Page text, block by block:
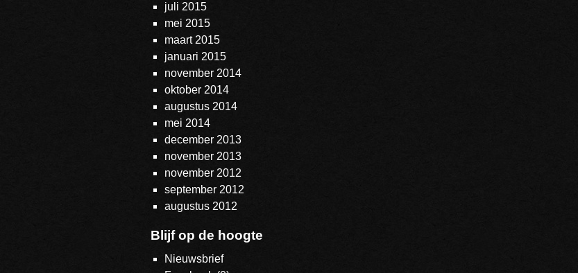
juli 2015
mei 2015
maart 2015
januari 2015
november 2014
oktober 2014
augustus 2014
mei 2014
december 2013
november 2013
november 2012
september 2012
augustus 2012
Blijf op de hoogte
Nieuwsbrief